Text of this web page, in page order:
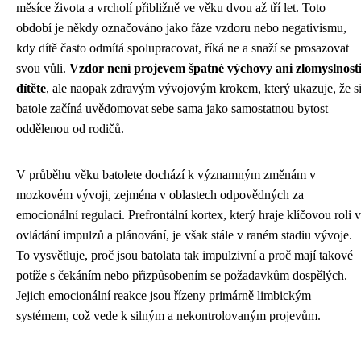
měsíce života a vrcholí přibližně ve věku dvou až tří let. Toto
období je někdy označováno jako fáze vzdoru nebo negativismu,
kdy dítě často odmítá spolupracovat, říká ne a snaží se prosazovat
svou vůli. Vzdor není projevem špatné výchovy ani zlomyslnosti
dítěte, ale naopak zdravým vývojovým krokem, který ukazuje, že si
batole začíná uvědomovat sebe sama jako samostatnou bytost
oddělenou od rodičů.
V průběhu věku batolete dochází k významným změnám v
mozkovém vývoji, zejména v oblastech odpovědných za
emocionální regulaci. Prefrontální kortex, který hraje klíčovou roli v
ovládání impulzů a plánování, je však stále v raném stadiu vývoje.
To vysvětluje, proč jsou batolata tak impulzivní a proč mají takové
potíže s čekáním nebo přizpůsobením se požadavkům dospělých.
Jejich emocionální reakce jsou řízeny primárně limbickým
systémem, což vede k silným a nekontrolovaným projevům.